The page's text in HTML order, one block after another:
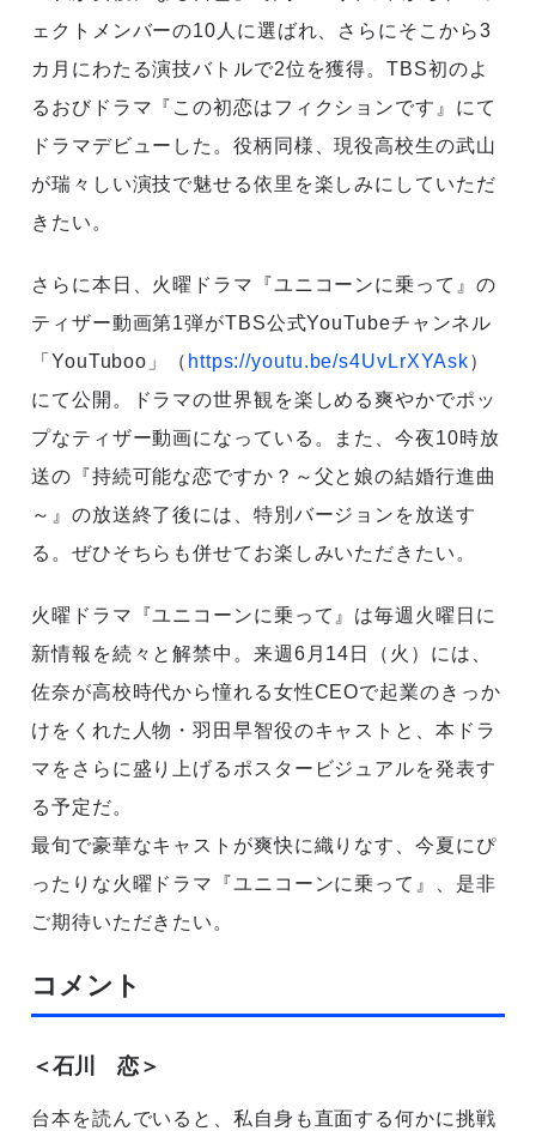
ェクトメンバーの10人に選ばれ、さらにそこから3
カ月にわたる演技バトルで2位を獲得。TBS初のよ
るおびドラマ『この初恋はフィクションです』にて
ドラマデビューした。役柄同様、現役高校生の武山
が瑞々しい演技で魅せる依里を楽しみにしていただ
きたい。
さらに本日、火曜ドラマ『ユニコーンに乗って』の
ティザー動画第1弾がTBS公式YouTubeチャンネル
「YouTuboo」（ https://youtu.be/s4UvLrXYAsk）
にて公開。ドラマの世界観を楽しめる爽やかでポッ
プなティザー動画になっている。また、今夜10時放
送の『持続可能な恋ですか？～父と娘の結婚行進曲
～』の放送終了後には、特別バージョンを放送す
る。ぜひそちらも併せてお楽しみいただきたい。
火曜ドラマ『ユニコーンに乗って』は毎週火曜日に
新情報を続々と解禁中。来週6月14日（火）には、
佐奈が高校時代から憧れる女性CEOで起業のきっか
けをくれた人物・羽田早智役のキャストと、本ドラ
マをさらに盛り上げるポスタービジュアルを発表す
る予定だ。
最旬で豪華なキャストが爽快に織りなす、今夏にぴ
ったりな火曜ドラマ『ユニコーンに乗って』、是非
ご期待いただきたい。
コメント
＜石川 恋＞
台本を読んでいると、私自身も直面する何かに挑戦